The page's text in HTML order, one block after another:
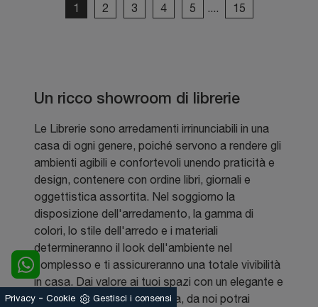
1 2 3 4 5 .... 15
Un ricco showroom di librerie
Le Librerie sono arredamenti irrinunciabili in una
casa di ogni genere, poiché servono a rendere gli
ambienti agibili e confortevoli unendo praticità e
design, contenere con ordine libri, giornali e
oggettistica assortita. Nel soggiorno la
disposizione dell'arredamento, la gamma di
colori, lo stile dell'arredo e i materiali
determineranno il look dell'ambiente nel
complesso e ti assicureranno una totale vivibilità
in casa. Dai valore ai tuoi spazi con un elegante e
sofisticato modello di libreria, da noi potrai
Privacy - Cookie Gestisci i consensi